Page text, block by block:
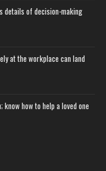
details of decision-making
at the workplace can land
how to help a loved one